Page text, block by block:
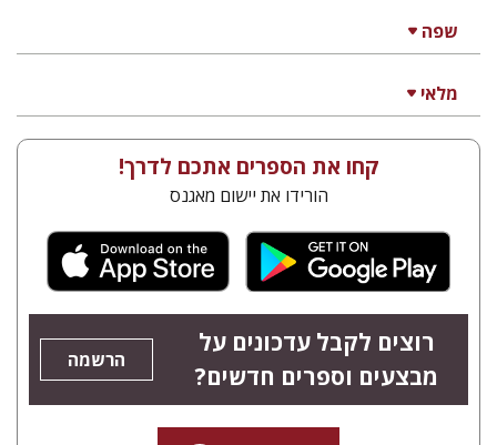
שפה
מלאי
קחו את הספרים אתכם לדרך!
הורידו את יישום מאגנס
רוצים לקבל עדכונים על
מבצעים וספרים חדשים?
הרשמה